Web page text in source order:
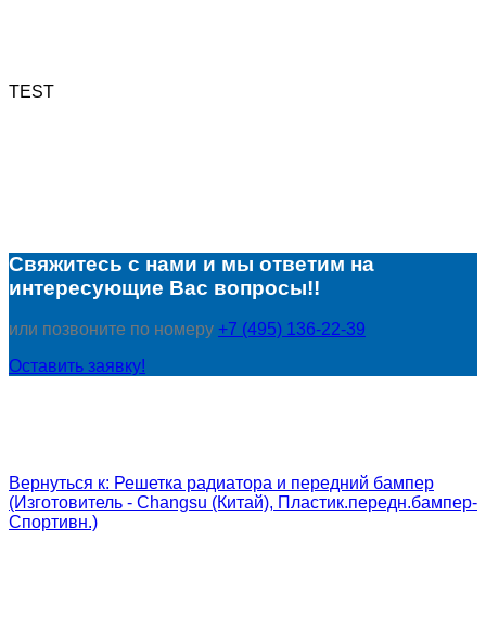
TEST
Свяжитесь с нами и мы ответим на
интересующие Вас вопросы!!
или позвоните по номеру +7 (495) 136-22-39
Оставить заявку!
Вернуться к: Решетка радиатора и передний бампер
(Изготовитель - Changsu (Китай), Пластик.передн.бампер-
Спортивн.)